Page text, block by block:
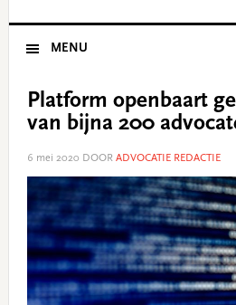
MENU
Platform openbaart
van bijna 200
6 mei 2020 DOOR ADVOCATIE REDACTIE